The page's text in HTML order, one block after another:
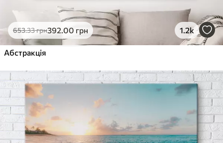
653.33грн392.00 грн 1.2k
Абстракція